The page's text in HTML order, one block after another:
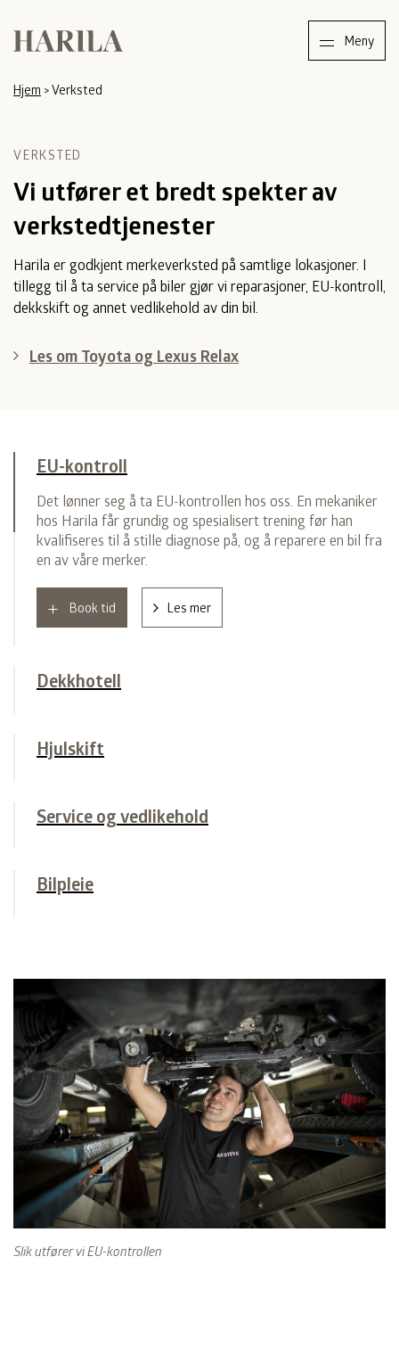
Meny
Hjem >Verksted
VERKSTED
Vi utfører et bredt spekter av
verkstedtjenester
Harila er godkjent merkeverksted på samtlige lokasjoner. I
tillegg til å ta service på biler gjør vi reparasjoner, EU-kontroll,
dekkskift og annet vedlikehold av din bil.
Les om Toyota og Lexus Relax
EU-kontroll
Det lønner seg å ta EU-kontrollen hos oss. En mekaniker
hos Harila får grundig og spesialisert trening før han
kvalifiseres til å stille diagnose på, og å reparere en bil fra
en av våre merker.
Book tid Les mer
Dekkhotell
Hjulskift
Service og vedlikehold
Bilpleie
Slik utfører vi EU-kontrollen